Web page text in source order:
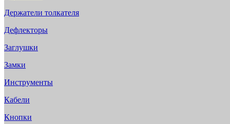
Держатели толкателя
Дефлекторы
Заглушки
Замки
Инструменты
Кабели
Кнопки